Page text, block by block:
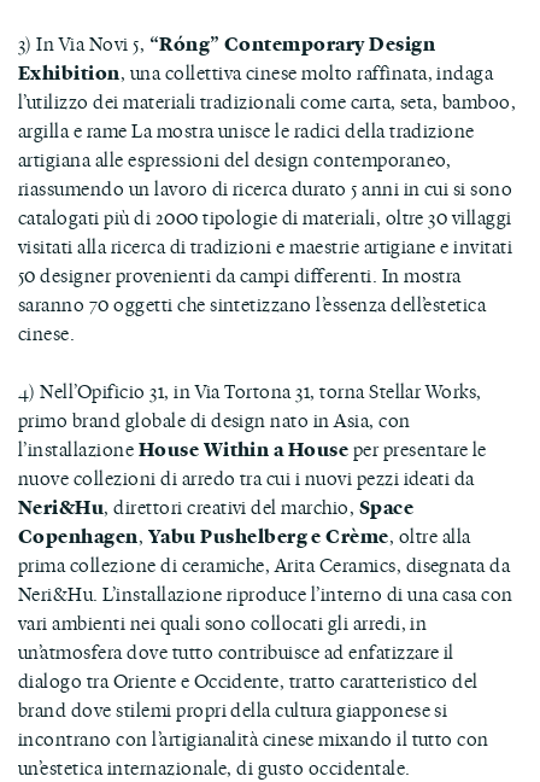
3) In Via Novi 5, “Róng” Contemporary Design
Exhibition, una collettiva cinese molto raffinata, indaga
l’utilizzo dei materiali tradizionali come carta, seta, bamboo,
argilla e rame La mostra unisce le radici della tradizione
artigiana alle espressioni del design contemporaneo,
riassumendo un lavoro di ricerca durato 5 anni in cui si sono
catalogati più di 2000 tipologie di materiali, oltre 30 villaggi
visitati alla ricerca di tradizioni e maestrie artigiane e invitati
50 designer provenienti da campi differenti. In mostra
saranno 70 oggetti che sintetizzano l’essenza dell’estetica
cinese.
4) Nell’Opificio 31, in Via Tortona 31, torna Stellar Works,
primo brand globale di design nato in Asia, con
l’installazioneHouse Within a Houseper presentare le
nuove collezioni di arredo tra cui i nuovi pezzi ideati da
Neri&Hu, direttori creativi del marchio, Space
Copenhagen, Yabu Pushelberg e Crème, oltre alla
prima collezione di ceramiche, Arita Ceramics, disegnata da
Neri&Hu. L’installazione riproduce l’interno di una casa con
vari ambienti nei quali sono collocati gli arredi, in
un’atmosfera dove tutto contribuisce ad enfatizzare il
dialogo tra Oriente e Occidente, tratto caratteristico del
brand dove stilemi propri della cultura giapponese si
incontrano con l’artigianalità cinese mixando il tutto con
un’estetica internazionale, di gusto occidentale.